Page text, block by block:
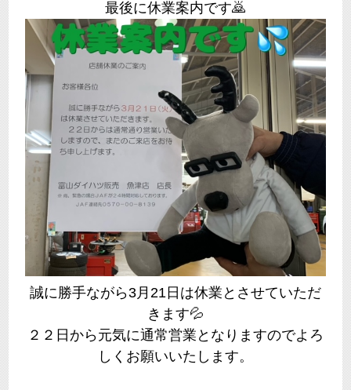
最後に休業案内です🙇
誠に勝手ながら3月21日は休業とさせていただ
きます💦
２２日から元気に通常営業となりますのでよろ
しくお願いいたします。